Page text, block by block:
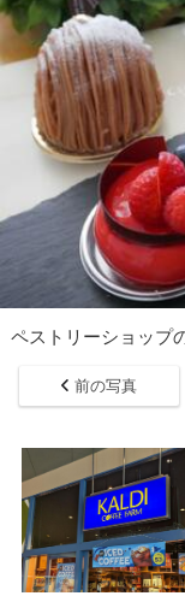
ペストリーショップ
前の写真